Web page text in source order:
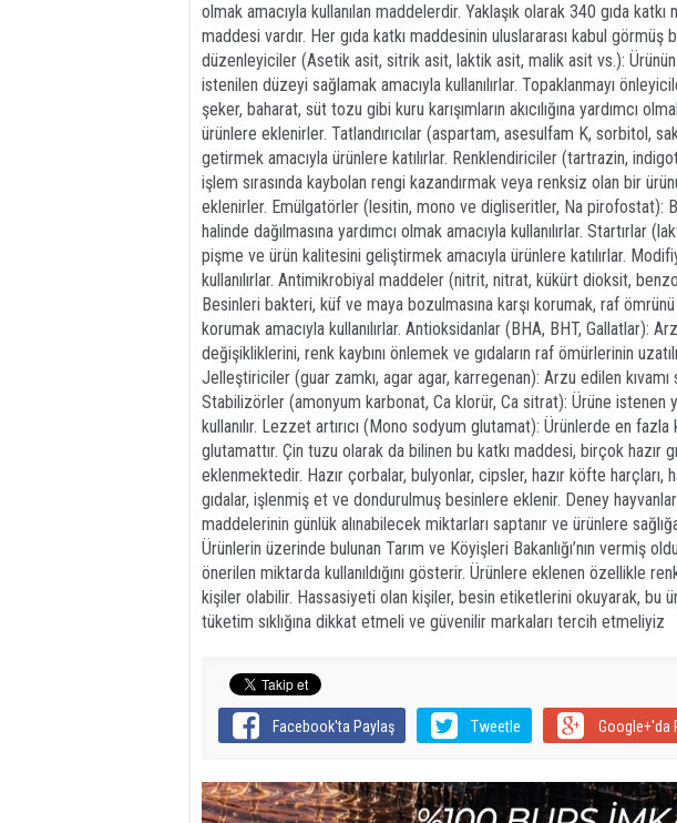
olmak amacıyla kullanılan maddelerdir. Yaklaşık olarak 340 gıda
maddesi vardır. Her gıda katkı maddesinin uluslararası kabul görmüş
düzenleyiciler (Asetik asit, sitrik asit, laktik asit, malik asit vs.): Ürünün
istenilen düzeyi sağlamak amacıyla kullanılırlar. Topaklanmayı
şeker, baharat, süt tozu gibi kuru karışımların akıcılığına yardımcı
ürünlere eklenirler. Tatlandırıcılar (aspartam, asesulfam K, sorbitol,
getirmek amacıyla ürünlere katılırlar. Renklendiriciler (tartrazin,
işlem sırasında kaybolan rengi kazandırmak veya renksiz olan bir
eklenirler. Emülgatörler (lesitin, mono ve digliseritler, Na pirofostat):
halinde dağılmasına yardımcı olmak amacıyla kullanılırlar. Startırlar
pişme ve ürün kalitesini geliştirmek amacıyla ürünlere katılırlar.
kullanılırlar. Antimikrobiyal maddeler (nitrit, nitrat, kükürt dioksit,
Besinleri bakteri, küf ve maya bozulmasına karşı korumak, raf
korumak amacıyla kullanılırlar. Antioksidanlar (BHA, BHT, Gallatlar):
değişikliklerini, renk kaybını önlemek ve gıdaların raf ömürlerinin
Jelleştiriciler (guar zamkı, agar agar, karregenan): Arzu edilen kıvamı
Stabilizörler (amonyum karbonat, Ca klorür, Ca sitrat): Ürüne istenen
kullanılır. Lezzet artırıcı (Mono sodyum glutamat): Ürünlerde en fazla
glutamattır. Çin tuzu olarak da bilinen bu katkı maddesi, birçok hazır
eklenmektedir. Hazır çorbalar, bulyonlar, cipsler, hazır köfte harçları,
gıdalar, işlenmiş et ve dondurulmuş besinlere eklenir. Deney
maddelerinin günlük alınabilecek miktarları saptanır ve ürünlere
Ürünlerin üzerinde bulunan Tarım ve Köyişleri Bakanlığı’nın vermiş
önerilen miktarda kullanıldığını gösterir. Ürünlere eklenen özellikle
kişiler olabilir. Hassasiyeti olan kişiler, besin etiketlerini okuyarak, bu
tüketim sıklığına dikkat etmeli ve güvenilir markaları tercih etmeliyiz
Facebook'ta Paylaş Tweetle Google+'da